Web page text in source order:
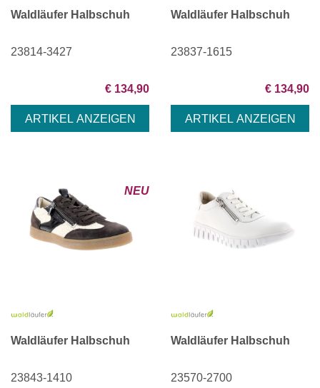
Waldläufer Halbschuh
23814-3427
€ 134,90
Waldläufer Halbschuh
23837-1615
€ 134,90
Waldläufer Halbschuh
23843-1410
NEU
Waldläufer Halbschuh
23570-2700